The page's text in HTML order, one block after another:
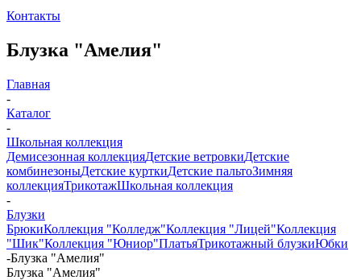
Контакты
Блузка "Амелия"
Главная
-
Каталог
-
Школьная коллекция
Демисезонная коллекцияДетские ветровкиДетские
комбинезоныДетские курткиДетские пальтоЗимняя
коллекцияТрикотажШкольная коллекция
-
Блузки
БрюкиКоллекция "Колледж"Коллекция "Лицей"Коллекция
"Шик"Коллекция "Юниор"ПлатьяТрикотажный блузкиЮбки
-Блузка "Амелия"
Блузка "Амелия"